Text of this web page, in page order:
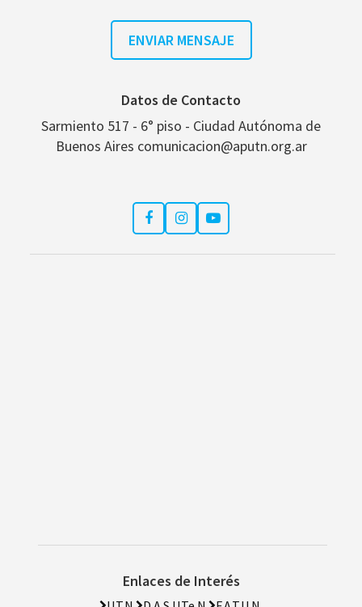
Datos de Contacto
Sarmiento 517 - 6° piso - Ciudad Autónoma de
Buenos Aires comunicacion@aputn.org.ar
Enlaces de Interés